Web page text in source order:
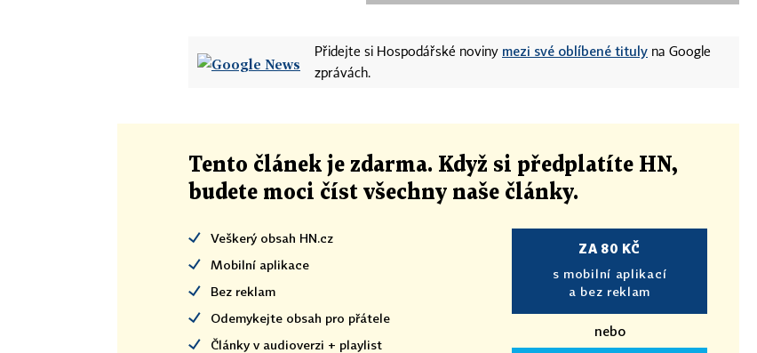
Přidejte si Hospodářské noviny mezi své oblíbené tituly na Google
zprávách.
Tento článek je zdarma. Když si předplatíte HN,
budete moci číst všechny naše články.
Veškerý obsah HN.cz
Mobilní aplikace
Bez reklam
Odemykejte obsah pro přátele
Články v audioverzi + playlist
ZA 80 KČ
s mobilní aplikací
a bez reklam
nebo